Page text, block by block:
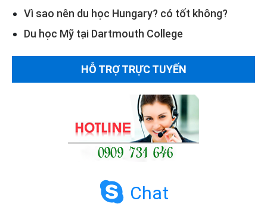
Vì sao nên du học Hungary? có tốt không?
Du học Mỹ tại Dartmouth College
HỖ TRỢ TRỰC TUYẾN
Chat